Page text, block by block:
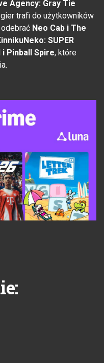
Agency: Gray Tie
gier trafi do użytkowników
Neo Cab i The
SUPER
i Pinball Spire, które